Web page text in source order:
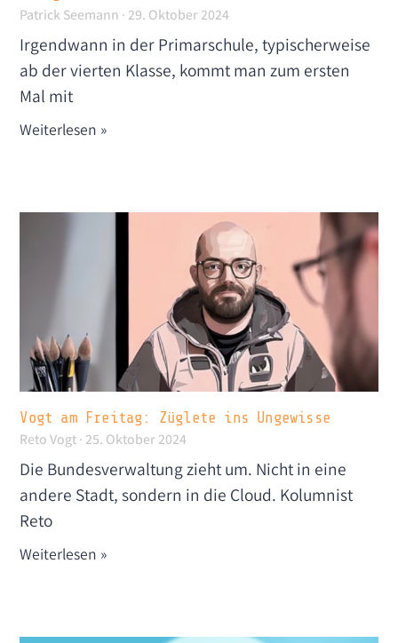
Patrick Seemann 29. Oktober 2024
Irgendwann in der Primarschule, typischerweise
ab der vierten Klasse, kommt man zum ersten
Mal mit
Weiterlesen »
Vogt am Freitag: Züglete ins Ungewisse
Reto Vogt 25. Oktober 2024
Die Bundesverwaltung zieht um. Nicht in eine
andere Stadt, sondern in die Cloud. Kolumnist
Reto
Weiterlesen »